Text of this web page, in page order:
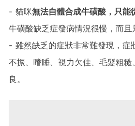
- 貓咪無法自體合成牛磺酸，只能
牛磺酸缺乏症發病情況很慢，而且
- 雖然缺乏的症狀非常難發現，症
不振、嗜睡、視力欠佳、毛髮粗
良。